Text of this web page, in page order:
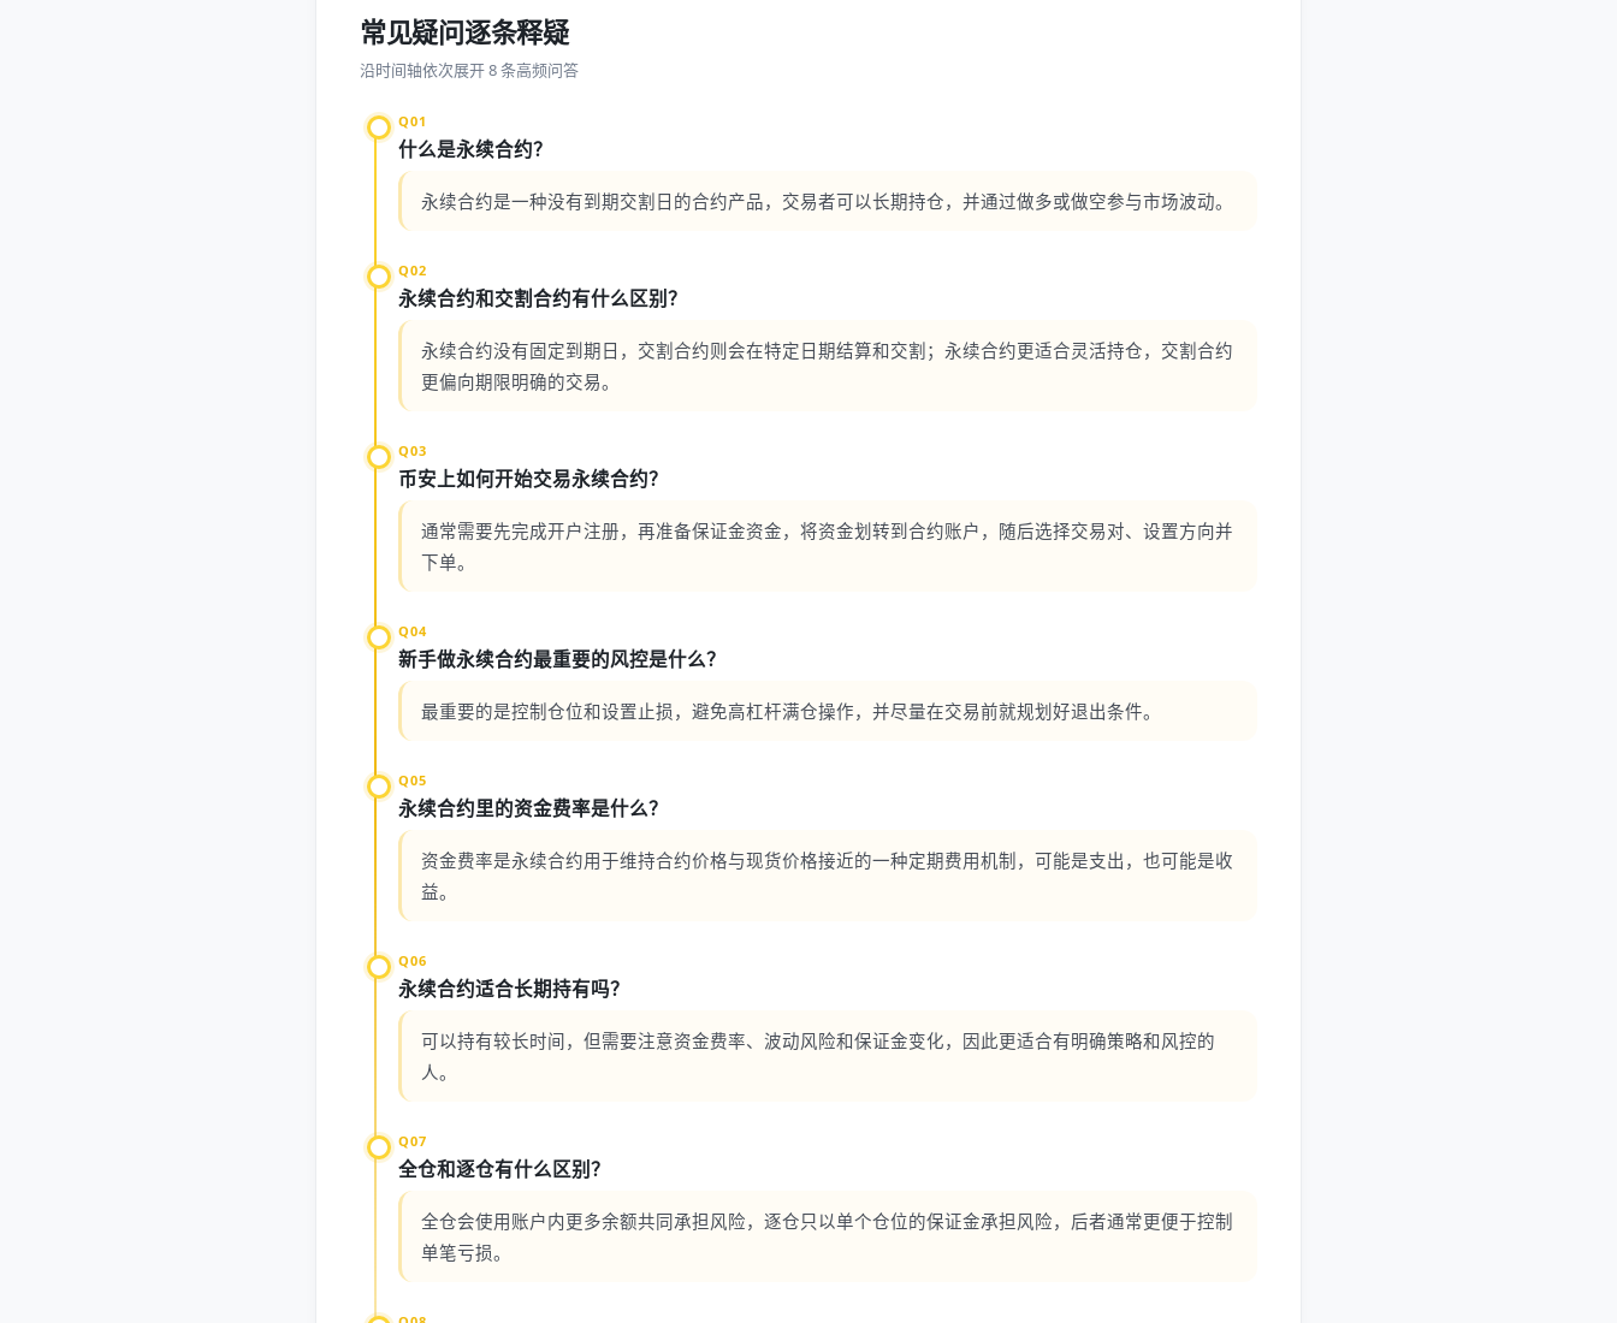
常见疑问逐条释疑
沿时间轴依次展开 8 条高频问答
Q01
什么是永续合约？
永续合约是一种没有到期交割日的合约产品，交易者可以长期持仓，并通过做多或做空参与市场波动。
Q02
永续合约和交割合约有什么区别？
永续合约没有固定到期日，交割合约则会在特定日期结算和交割；永续合约更适合灵活持仓，交割合约
更偏向期限明确的交易。
Q03
币安上如何开始交易永续合约？
通常需要先完成开户注册，再准备保证金资金，将资金划转到合约账户，随后选择交易对、设置方向并
下单。
Q04
新手做永续合约最重要的风控是什么？
最重要的是控制仓位和设置止损，避免高杠杆满仓操作，并尽量在交易前就规划好退出条件。
Q05
永续合约里的资金费率是什么？
资金费率是永续合约用于维持合约价格与现货价格接近的一种定期费用机制，可能是支出，也可能是收
益。
Q06
永续合约适合长期持有吗？
可以持有较长时间，但需要注意资金费率、波动风险和保证金变化，因此更适合有明确策略和风控的
人。
Q07
全仓和逐仓有什么区别？
全仓会使用账户内更多余额共同承担风险，逐仓只以单个仓位的保证金承担风险，后者通常更便于控制
单笔亏损。